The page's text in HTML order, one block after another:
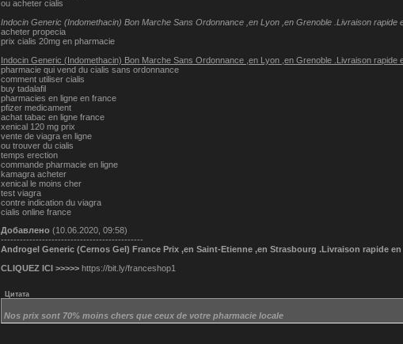
ou acheter cialis
Indocin Generic (Indomethacin) Bon Marche Sans Ordonnance ,en Lyon ,en Grenoble .Livraison rapide
acheter propecia
prix cialis 20mg en pharmacie
Indocin Generic (Indomethacin) Bon Marche Sans Ordonnance ,en Lyon ,en Grenoble .Livraison rapide
pharmacie qui vend du cialis sans ordonnance
comment utiliser cialis
buy tadalafil
pharmacies en ligne en france
pfizer medicament
achat tabac en ligne france
xenical 120 mg prix
vente de viagra en ligne
ou trouver du cialis
temps erection
commande pharmacie en ligne
kamagra acheter
xenical le moins cher
test viagra
contre indication du viagra
cialis online france
Добавлено (10.06.2020, 09:58)
---------------------------------------------
Androgel Generic (Cernos Gel) France Prix ,en Saint-Etienne ,en Strasbourg .Livraison rapide
CLIQUEZ ICI >>>>> https://bit.ly/franceshop1
Цитата
Nos prix sont 70% moins chers que ceux de votre pharmacie locale